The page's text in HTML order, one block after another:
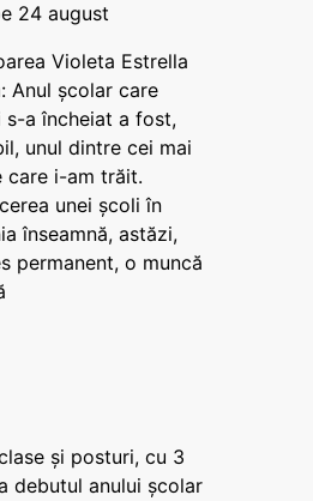
24 august
Violeta Estrella
Anul școlar care
s-a încheiat a fost,
unul dintre cei mai
care i-am trăit.
unei școli în
înseamnă, astăzi,
permanent, o muncă
și posturi, cu 3
debutul anului școlar